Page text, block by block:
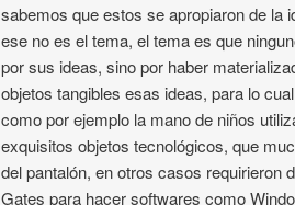
sabemos que estos se apropiaron de la
ese no es el tema, el tema es que
por sus ideas, sino por haber
objetos tangibles esas ideas, para lo
como por ejemplo la mano de niños
exquisitos objetos tecnológicos, que
del pantalón, en otros casos requirieron
Gates para hacer softwares como